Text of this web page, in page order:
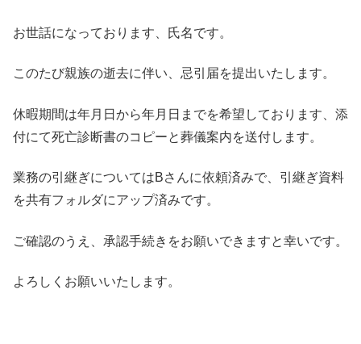
お世話になっております、氏名です。
このたび親族の逝去に伴い、忌引届を提出いたします。
休暇期間は年月日から年月日までを希望しております、添
付にて死亡診断書のコピーと葬儀案内を送付します。
業務の引継ぎについてはBさんに依頼済みで、引継ぎ資料
を共有フォルダにアップ済みです。
ご確認のうえ、承認手続きをお願いできますと幸いです。
よろしくお願いいたします。